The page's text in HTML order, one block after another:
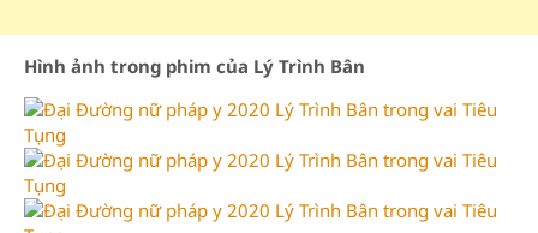
Hình ảnh trong phim của Lý Trình Bân